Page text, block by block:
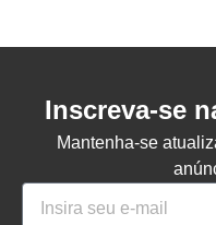
Inscreva-se
Mantenha-se